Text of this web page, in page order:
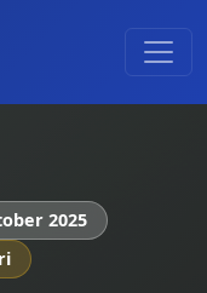
2025